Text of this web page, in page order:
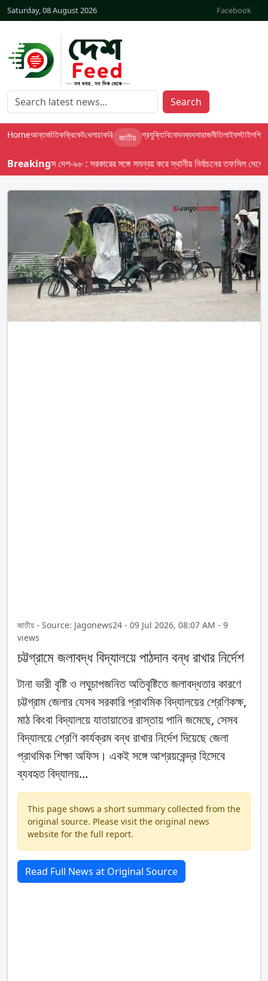
Saturday, 08 August 2026 Facebook
Search
Homeআন্তর্জাতিকক্রিকেটখেলাচাকরি জাতীয় প্রযুক্তিবিনোদনব্যবসারাজনীতিলাইফস্টাইলশিক্ষা
Breaking
বাসস দেশ-৯৮ : সরকারের সঙ্গে সমন্বয় করে স্থানীয় নির্বাচনের তফসিল দেবে
জাতীয় - Source: Jagonews24 - 09 Jul 2026, 08:07 AM - 9
views
চট্টগ্রামে জলাবদ্ধ বিদ্যালয়ে পাঠদান বন্ধ রাখার নির্দেশ
টানা ভারী বৃষ্টি ও লঘুচাপজনিত অতিবৃষ্টিতে জলাবদ্ধতার কারণে
চট্টগ্রাম জেলার যেসব সরকারি প্রাথমিক বিদ্যালয়ের শ্রেণিকক্ষ,
মাঠ কিংবা বিদ্যালয়ে যাতায়াতের রাস্তায় পানি জমেছে, সেসব
বিদ্যালয়ে শ্রেণি কার্যক্রম বন্ধ রাখার নির্দেশ দিয়েছে জেলা
প্রাথমিক শিক্ষা অফিস। একই সঙ্গে আশ্রয়কেন্দ্র হিসেবে
ব্যবহৃত বিদ্যালয়...
This page shows a short summary collected from the
original source. Please visit the original news
website for the full report.
Read Full News at Original Source